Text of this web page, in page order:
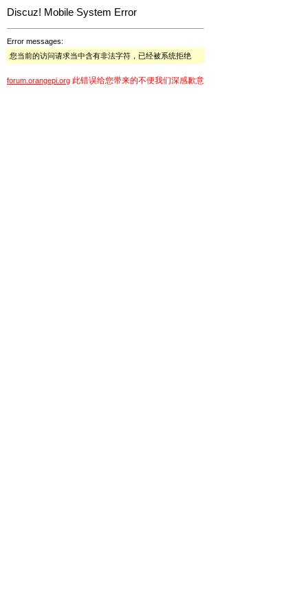
Discuz! Mobile System Error
Error messages:
您当前的访问请求当中含有非法字符，已经被系统拒绝
forum.orangepi.org 此错误给您带来的不便我们深感歉意